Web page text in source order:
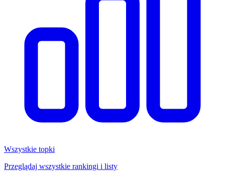
Wszystkie topki
Przeglądaj wszystkie rankingi i listy